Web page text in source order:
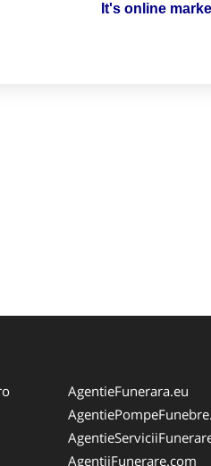
It's online
AgentieFunerara.eu
AgentiiFunerare.com